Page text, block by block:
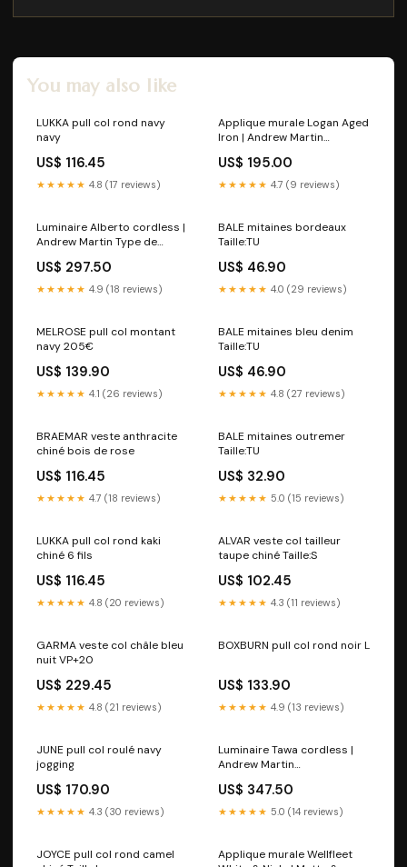
You may also like
LUKKA pull col rond navy
navy
US$ 116.45
★★★★★ 4.8 (17 reviews)
Applique murale Logan Aged
Iron | Andrew Martin
US$ 195.00
★★★★★ 4.7 (9 reviews)
Luminaire Alberto cordless |
Andrew Martin Type de
US$ 297.50
★★★★★ 4.9 (18 reviews)
BALE mitaines bordeaux
Taille:TU
US$ 46.90
★★★★★ 4.0 (29 reviews)
MELROSE pull col montant
navy 205€
US$ 139.90
★★★★★ 4.1 (26 reviews)
BALE mitaines bleu denim
Taille:TU
US$ 46.90
★★★★★ 4.8 (27 reviews)
BRAEMAR veste anthracite
chiné bois de rose
US$ 116.45
★★★★★ 4.7 (18 reviews)
BALE mitaines outremer
Taille:TU
US$ 32.90
★★★★★ 5.0 (15 reviews)
LUKKA pull col rond kaki
chiné 6 fils
US$ 116.45
★★★★★ 4.8 (20 reviews)
ALVAR veste col tailleur
taupe chiné Taille:S
US$ 102.45
★★★★★ 4.3 (11 reviews)
GARMA veste col châle bleu
nuit VP+20
US$ 229.45
★★★★★ 4.8 (21 reviews)
BOXBURN pull col rond noir L
US$ 133.90
★★★★★ 4.9 (13 reviews)
JUNE pull col roulé navy
jogging
US$ 170.90
★★★★★ 4.3 (30 reviews)
Luminaire Tawa cordless |
Andrew Martin
US$ 347.50
★★★★★ 5.0 (14 reviews)
JOYCE pull col rond camel
Applique murale Wellfleet